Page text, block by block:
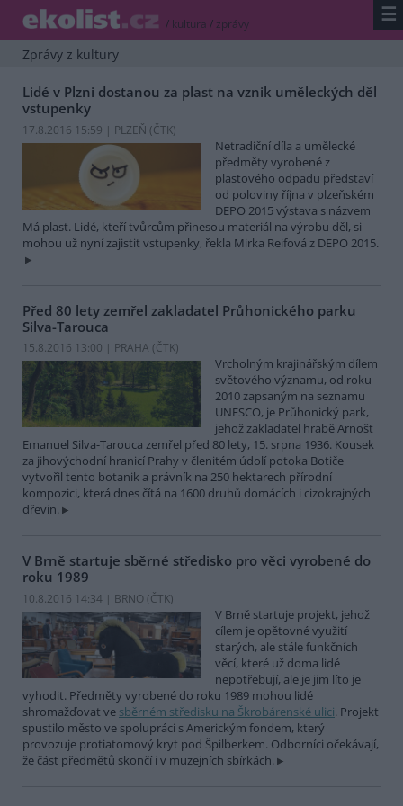
/ kultura / zprávy ☰
Zprávy z kultury
Lidé v Plzni dostanou za plast na vznik uměleckých děl
vstupenky
17.8.2016 15:59 | PLZEŇ (ČTK)
Netradiční díla a umělecké
předměty vyrobené z
plastového odpadu představí
od poloviny října v plzeňském
DEPO 2015 výstava s názvem
Má plast. Lidé, kteří tvůrcům přinesou materiál na výrobu děl, si
mohou už nyní zajistit vstupenky, řekla Mirka Reifová z DEPO 2015.
Před 80 lety zemřel zakladatel Průhonického parku
Silva-Tarouca
15.8.2016 13:00 | PRAHA (ČTK)
Vrcholným krajinářským dílem
světového významu, od roku
2010 zapsaným na seznamu
UNESCO, je Průhonický park,
jehož zakladatel hrabě Arnošt
Emanuel Silva-Tarouca zemřel před 80 lety, 15. srpna 1936. Kousek
za jihovýchodní hranicí Prahy v členitém údolí potoka Botiče
vytvořil tento botanik a právník na 250 hektarech přírodní
kompozici, která dnes čítá na 1600 druhů domácích i cizokrajných
dřevin.
V Brně startuje sběrné středisko pro věci vyrobené do
roku 1989
10.8.2016 14:34 | BRNO (ČTK)
V Brně startuje projekt, jehož
cílem je opětovné využití
starých, ale stále funkčních
věcí, které už doma lidé
nepotřebují, ale je jim líto je
vyhodit. Předměty vyrobené do roku 1989 mohou lidé
shromažďovat ve sběrném středisku na Škrobárenské ulici. Projekt
spustilo město ve spolupráci s Americkým fondem, který
provozuje protiatomový kryt pod Špilberkem. Odborníci očekávají,
že část předmětů skončí i v muzejních sbírkách.